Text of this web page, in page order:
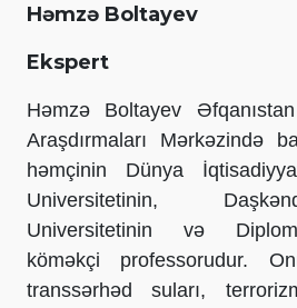
Həmzə Boltayev
Ekspert
Həmzə Boltayev
Araşdırmaları Mərkəzində
həmçinin Dünya
Universitetinin,
Universitetinin və
köməkçi professorudur.
transsərhəd suları,